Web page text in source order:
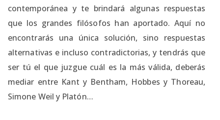
contemporánea y te brindará algunas respuestas
que los grandes filósofos han aportado. Aquí no
encontrarás una única solución, sino respuestas
alternativas e incluso contradictorias, y tendrás que
ser tú el que juzgue cuál es la más válida, deberás
mediar entre Kant y Bentham, Hobbes y Thoreau,
Simone Weil y Platón…